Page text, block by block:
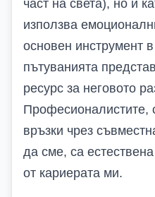
част на света), но и
използва
основен инструмент
пътуванията
ресурс за неговото
Професионалистите,
връзки чрез
да сме, са
от кариерата ми.